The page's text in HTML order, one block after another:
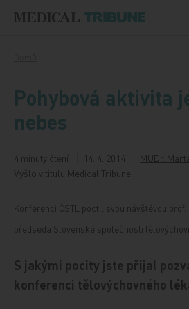
Pohybová aktivita
nebes
4 minuty čtení 14. 4. 2014
MUDr.
Vyšlo v titulu Medical Tribune
Konferenci ČSTL poctil svou návštěvou prof.
předseda Slovenské společnosti
S jakými pocity jste přijal
konferenci tělovýchovného